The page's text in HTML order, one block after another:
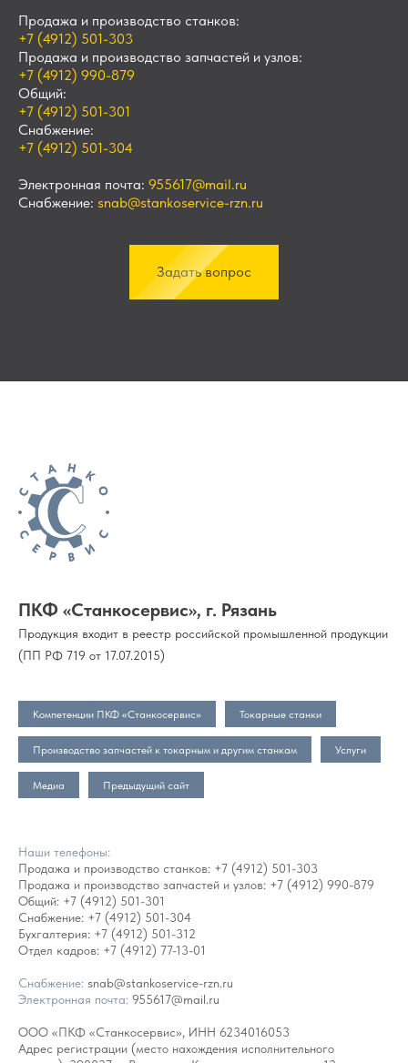
Продажа и производство станков:
+7 (4912) 501-303
Продажа и производство запчастей и узлов:
+7 (4912) 990-879
Общий:
+7 (4912) 501-301
Снабжение:
+7 (4912) 501-304
Электронная почта: 955617@mail.ru
Снабжение: snab@stankoservice-rzn.ru
Задать вопрос
ПКФ «Станкосервис», г. Рязань
Продукция входит в реестр российской промышленной продукции
(ПП РФ 719 от 17.07.2015)
Компетенции ПКФ «Станкосервис» Токарные станки
Производство запчастей к токарным и другим станкам Услуги
Медиа Предыдущий сайт
Наши телефоны:
Продажа и производство станков: +7 (4912) 501-303
Продажа и производство запчастей и узлов: +7 (4912) 990-879
Общий: +7 (4912) 501-301
Снабжение: +7 (4912) 501-304
Бухгалтерия: +7 (4912) 501-312
Отдел кадров: +7 (4912) 77-13-01
Снабжение: snab@stankoservice-rzn.ru
Электронная почта: 955617@mail.ru
ООО «ПКФ «Станкосервис», ИНН 6234016053
Адрес регистрации (место нахождения исполнительного